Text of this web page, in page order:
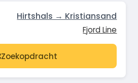
Hirtshals → Kristiansand
Fjord Line
Zoekopdracht